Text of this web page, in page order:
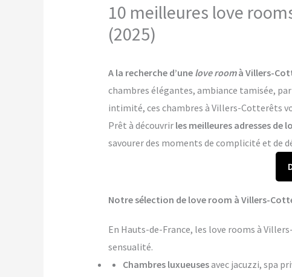
10 meilleures love
(2025)
A la recherche d’une love roomà Villers-
chambres élégantes, ambiance tamisée,
intimité, ces chambres à Villers-Cotterêts
Prêt à découvrir les meilleures adresses de
savourer des moments de complicité et de
Notre sélection de love room à Villers-
En Hauts-de-France, les love rooms à
sensualité.
Chambres luxueusesavec jacuzzi, spa